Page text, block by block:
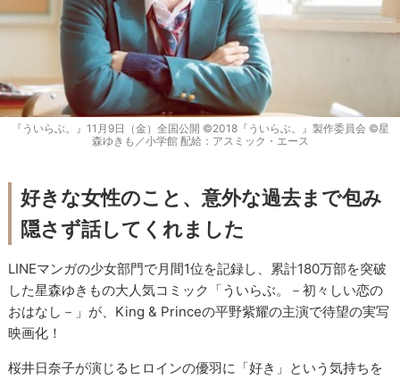
『ういらぶ。』11月9日（金）全国公開 ©2018『ういらぶ。』製作委員会 ©星
森ゆきも／小学館 配給：アスミック・エース
好きな女性のこと、意外な過去まで包み
隠さず話してくれました
LINEマンガの少女部門で月間1位を記録し、累計180万部を突破
した星森ゆきもの大人気コミック「ういらぶ。－初々しい恋の
おはなし－」が、King & Princeの平野紫耀の主演で待望の実写
映画化！
桜井日奈子が演じるヒロインの優羽に「好き」という気持ちを